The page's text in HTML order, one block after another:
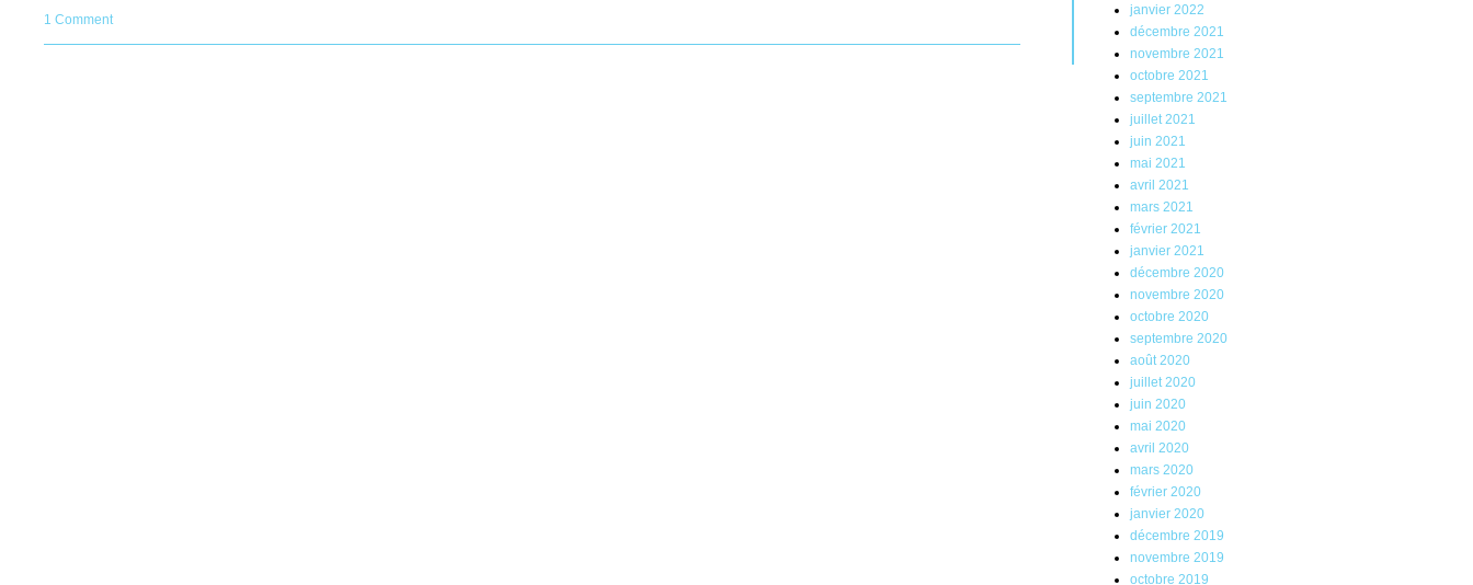
1 Comment
janvier 2022
décembre 2021
novembre 2021
octobre 2021
septembre 2021
juillet 2021
juin 2021
mai 2021
avril 2021
mars 2021
février 2021
janvier 2021
décembre 2020
novembre 2020
octobre 2020
septembre 2020
août 2020
juillet 2020
juin 2020
mai 2020
avril 2020
mars 2020
février 2020
janvier 2020
décembre 2019
novembre 2019
octobre 2019